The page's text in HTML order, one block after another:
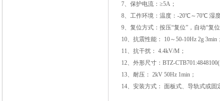
7、保护电流：≥5A；
8、工作环境：温度：-20℃～70℃ 湿
9、复位方式：按压“复位”，自动“复
10、抗震性能： 10～50-10Hz 2g 3min
11、抗干扰： 4.4kV/M；
12、外形尺寸：BTZ-
13、耐压： 2kV 50Hz 1min；
14、安装方式： 面板式、导轨式或固